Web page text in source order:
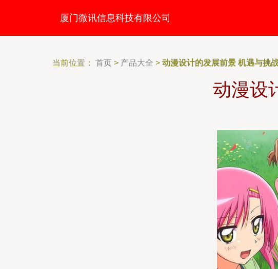
厦门微讯信息科技有限公司
当前位置： 首页 > 产品大全 > 动漫设计的发展前景 机遇与挑
动漫设